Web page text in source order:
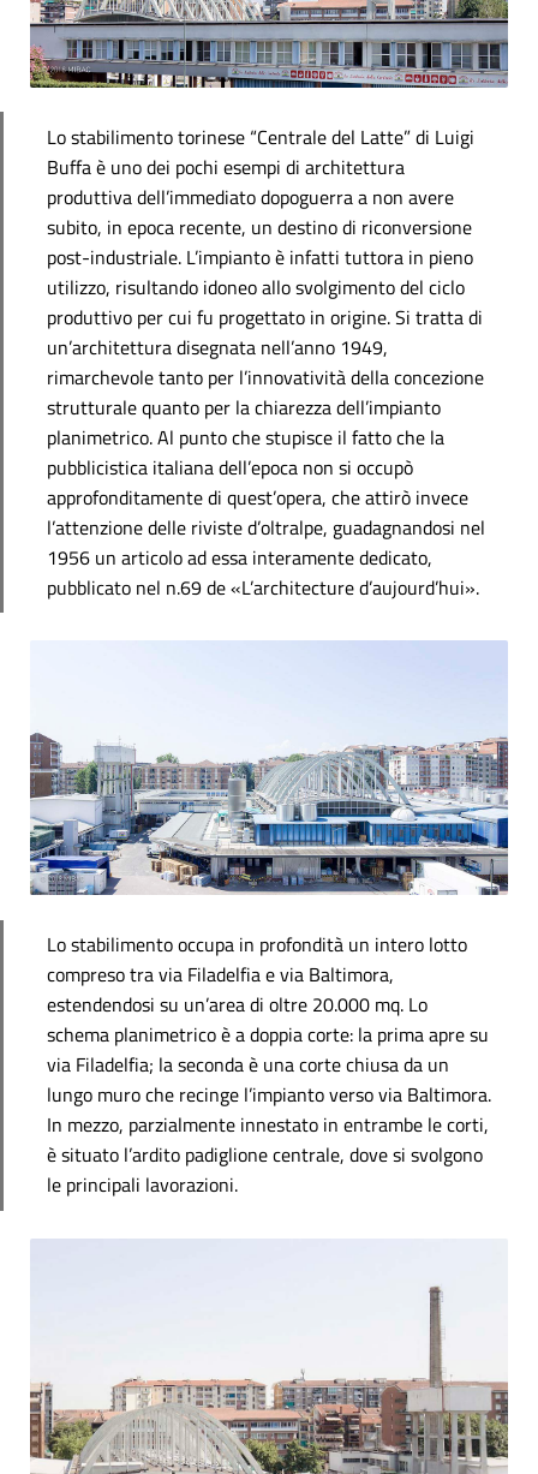
Lo stabilimento torinese “Centrale del Latte” di Luigi
Buffa è uno dei pochi esempi di architettura
produttiva dell’immediato dopoguerra a non avere
subito, in epoca recente, un destino di riconversione
post-industriale. L’impianto è infatti tuttora in pieno
utilizzo, risultando idoneo allo svolgimento del ciclo
produttivo per cui fu progettato in origine. Si tratta di
un’architettura disegnata nell’anno 1949,
rimarchevole tanto per l’innovatività della concezione
strutturale quanto per la chiarezza dell’impianto
planimetrico. Al punto che stupisce il fatto che la
pubblicistica italiana dell’epoca non si occupò
approfonditamente di quest’opera, che attirò invece
l’attenzione delle riviste d’oltralpe, guadagnandosi nel
1956 un articolo ad essa interamente dedicato,
pubblicato nel n.69 de «L’architecture d’aujourd’hui».
Lo stabilimento occupa in profondità un intero lotto
compreso tra via Filadelfia e via Baltimora,
estendendosi su un’area di oltre 20.000 mq. Lo
schema planimetrico è a doppia corte: la prima apre su
via Filadelfia; la seconda è una corte chiusa da un
lungo muro che recinge l’impianto verso via Baltimora.
In mezzo, parzialmente innestato in entrambe le corti,
è situato l’ardito padiglione centrale, dove si svolgono
le principali lavorazioni.